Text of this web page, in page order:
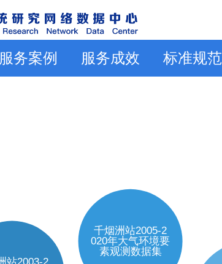
服务案例 服务成效 标准规范